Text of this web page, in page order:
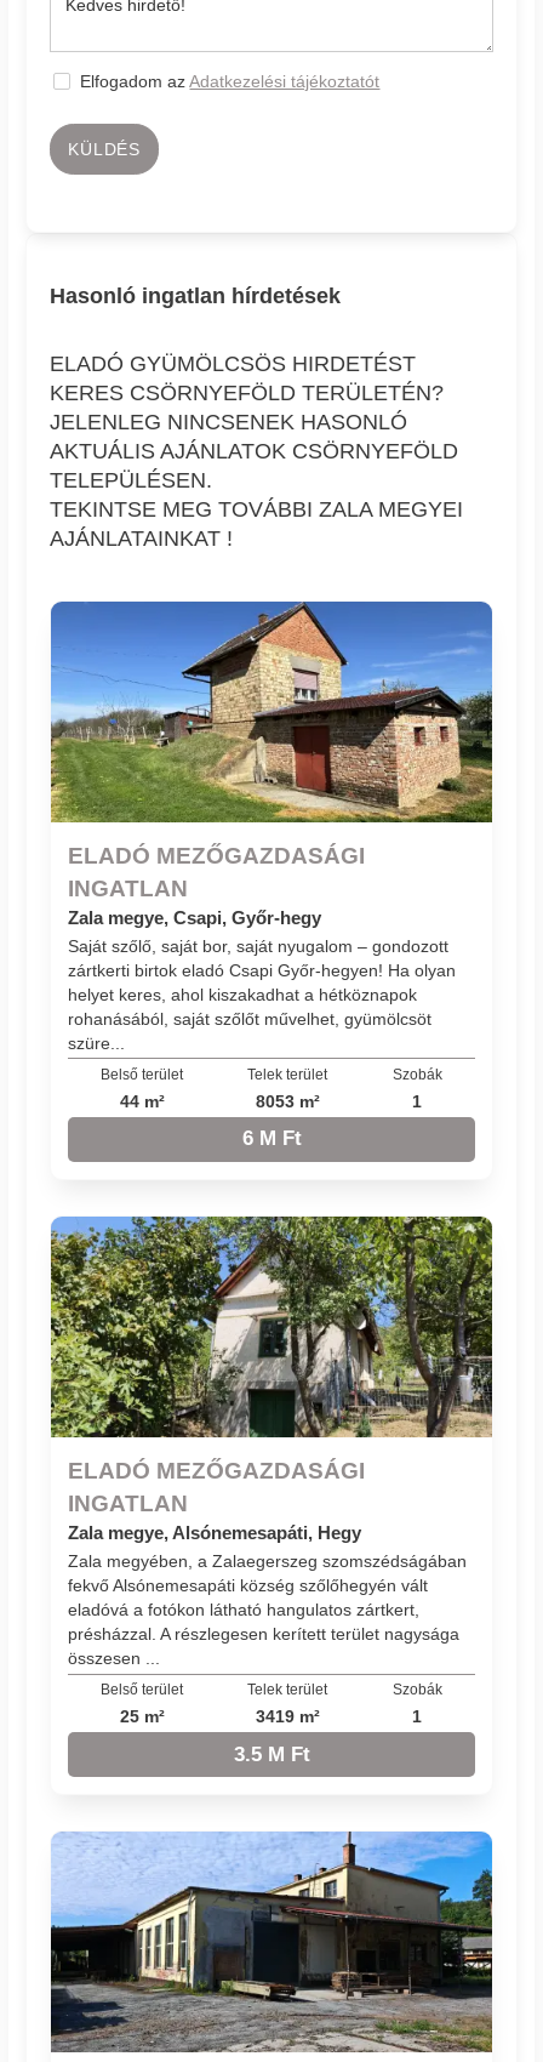
Elfogadom azAdatkezelési tájékoztatót
KÜLDÉS
Hasonló ingatlan hírdetések
ELADÓ GYÜMÖLCSÖS HIRDETÉST
KERES CSÖRNYEFÖLD TERÜLETÉN?
JELENLEG NINCSENEK HASONLÓ
AKTUÁLIS AJÁNLATOK CSÖRNYEFÖLD
TELEPÜLÉSEN.
TEKINTSE MEG TOVÁBBI ZALA MEGYEI
AJÁNLATAINKAT !
ELADÓ MEZŐGAZDASÁGI
INGATLAN
Zala megye, Csapi, Győr-hegy
Saját szőlő, saját bor, saját nyugalom – gondozott
zártkerti birtok eladó Csapi Győr-hegyen! Ha olyan
helyet keres, ahol kiszakadhat a hétköznapok
rohanásából, saját szőlőt művelhet, gyümölcsöt
szüre...
Belső terület
44 m²
Telek terület
8053 m²
Szobák
1
6 M Ft
ELADÓ MEZŐGAZDASÁGI
INGATLAN
Zala megye, Alsónemesapáti, Hegy
Zala megyében, a Zalaegerszeg szomszédságában
fekvő Alsónemesapáti község szőlőhegyén vált
eladóvá a fotókon látható hangulatos zártkert,
présházzal. A részlegesen kerített terület nagysága
összesen ...
Belső terület
25 m²
Telek terület
3419 m²
Szobák
1
3.5 M Ft